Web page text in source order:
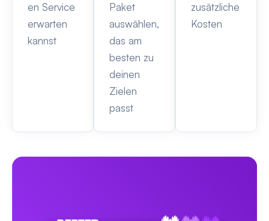
en Service
erwarten
kannst
Paket
auswählen,
das am
besten zu
deinen
Zielen
passt
zusätzliche
Kosten